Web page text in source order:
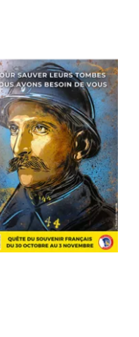
quête 2025